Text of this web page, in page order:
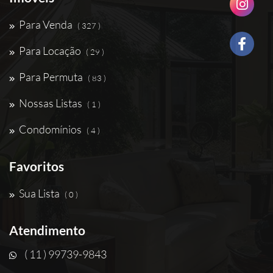
Para Venda ( 327 )
Para Locação ( 29 )
Para Permuta ( 83 )
Nossas Listas ( 1 )
Condomínios ( 4 )
Favoritos
Sua Lista ( 0 )
Atendimento
( 11 ) 99739-9843